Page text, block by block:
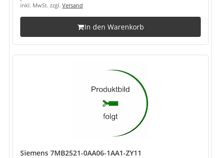
inkl. MwSt. zzgl. Versand
In den Warenkorb
Siemens 7MB2521-0AA06-1AA1-ZY11